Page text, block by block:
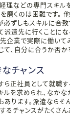
経理などの専門スキル
磨くのは困難です。
必ずしもスキルに合
派遣先に行くことに
先企業で実際に働いて
て、自分に合うか否か
チャンス
ら正社員として就職
ルを求められ、なか
あります。派遣なら
るチャンスがたくさん